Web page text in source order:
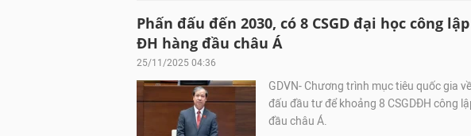
Phấn đấu đến 2030, có 8 CSGD đại học công
ĐH hàng đầu châu Á
25/11/2025 04:36
GDVN- Chương trình mục tiêu quốc gia
đấu đầu tư để khoảng 8 CSGDĐH công
đầu châu Á.